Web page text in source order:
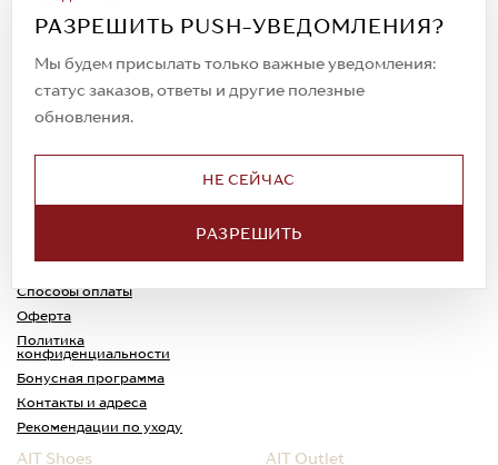
РАЗРЕШИТЬ PUSH-УВЕДОМЛЕНИЯ?
Мы будем присылать только важные уведомления:
статус заказов, ответы и другие полезные
обновления.
НЕ СЕЙЧАС
РАЗРЕШИТЬ
Всегда будьте в курсе новых акций и
спецпредложений!
© 2023. AIT Shoes
Все права защищены
Доставка
Способы оплаты
Оферта
Политика
конфиденциальности
Обмен и возврат
Каспи-Ред
Бонусная программа
Контакты и адреса
Рекомендации по уходу
AIT Shoes AIT Outlet